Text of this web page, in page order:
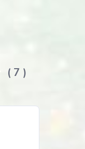
7